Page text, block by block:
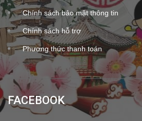
Chính sách bảo mật thông tin
Chính sách hỗ trợ
Phương thức thanh toán
FACEBOOK